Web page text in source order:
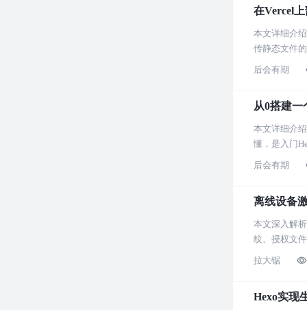
在Vercel
本文详细介
传静态文件
后会有期
从0搭建一
本文详细介
懂，是入门
后会有期
离线设备
本文深入解
纹、授权文
拉大锯
Hexo实现